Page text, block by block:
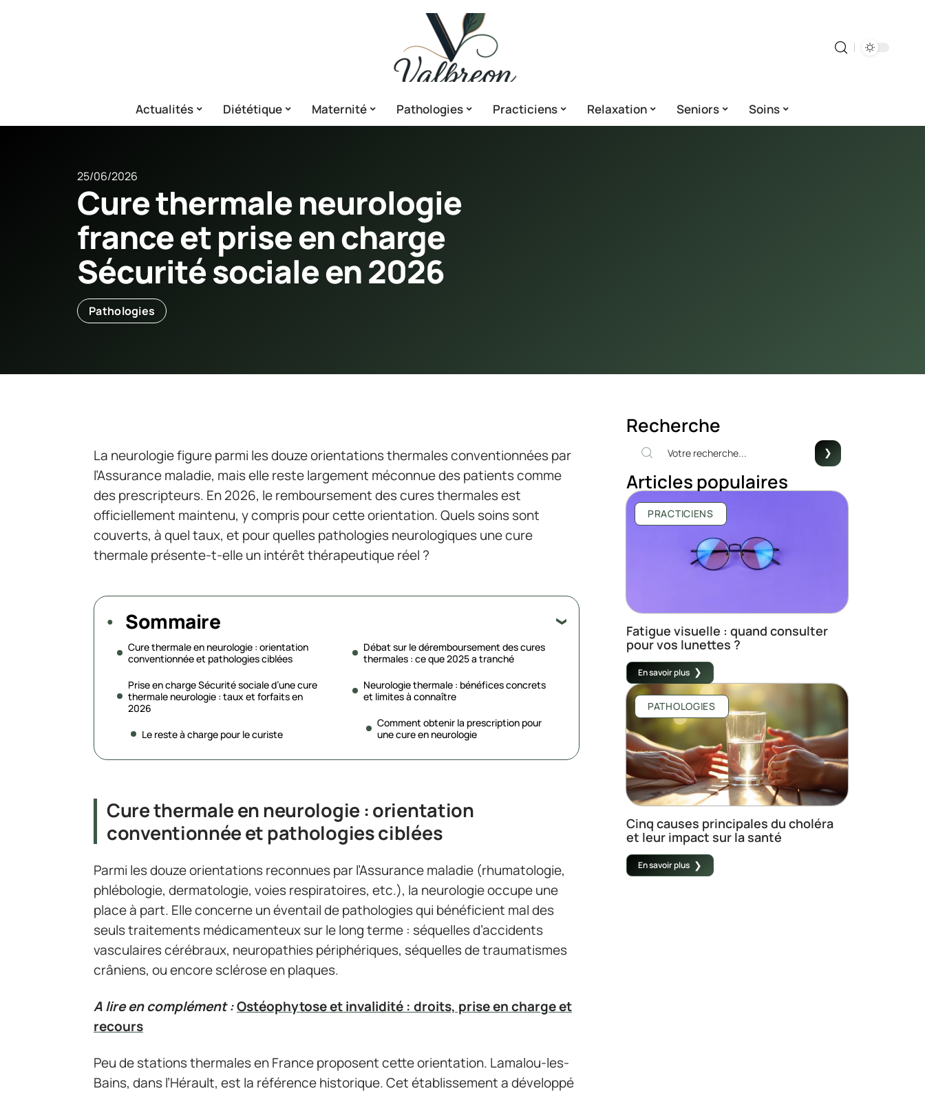
Actualités Diététique Maternité Pathologies Practiciens Relaxation Seniors Soins
25/06/2026
Cure thermale neurologie
france et prise en charge
Sécurité sociale en 2026
Pathologies
La neurologie figure parmi les douze orientations thermales conventionnées par
l’Assurance maladie, mais elle reste largement méconnue des patients comme
des prescripteurs. En 2026, le remboursement des cures thermales est
officiellement maintenu, y compris pour cette orientation. Quels soins sont
couverts, à quel taux, et pour quelles pathologies neurologiques une cure
thermale présente-t-elle un intérêt thérapeutique réel ?
Sommaire
Cure thermale en neurologie : orientation
conventionnée et pathologies ciblées
Prise en charge Sécurité sociale d’une cure
thermale neurologie : taux et forfaits en
2026
Le reste à charge pour le curiste
Débat sur le déremboursement des cures
thermales : ce que 2025 a tranché
Neurologie thermale : bénéfices concrets
et limites à connaître
Comment obtenir la prescription pour
une cure en neurologie
Cure thermale en neurologie : orientation
conventionnée et pathologies ciblées
Parmi les douze orientations reconnues par l’Assurance maladie (rhumatologie,
phlébologie, dermatologie, voies respiratoires, etc.), la neurologie occupe une
place à part. Elle concerne un éventail de pathologies qui bénéficient mal des
seuls traitements médicamenteux sur le long terme : séquelles d’accidents
vasculaires cérébraux, neuropathies périphériques, séquelles de traumatismes
crâniens, ou encore sclérose en plaques.
A lire en complément :Ostéophytose et invalidité : droits, prise en charge et
recours
Peu de stations thermales en France proposent cette orientation. Lamalou-les-
Bains, dans l’Hérault, est la référence historique. Cet établissement a développé
Recherche
Articles populaires
PRACTICIENS
Fatigue visuelle : quand consulter
pour vos lunettes ?
En savoir plus
PATHOLOGIES
Cinq causes principales du choléra
et leur impact sur la santé
En savoir plus